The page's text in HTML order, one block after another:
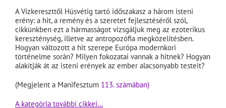
A Vízkereszttől Húsvétig tartó időszakasz a három isteni
erény: a hit, a remény és a szeretet fejlesztéséről szól,
cikkünkben ezt a hármasságot vizsgáljuk meg az ezoterikus
kereszténység, illetve az antropozófia megközelítésben.
Hogyan változott a hit szerepe Európa modernkori
történelme során? Milyen fokozatai vannak a hitnek? Hogyan
alakítják át az isteni erények az ember alacsonyabb testeit?
(Megjelent a Manifesztum 113. számában)
A kategória további cikkei…